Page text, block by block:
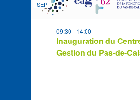
events
Photo
View
SEP
Inauguration du
Gestion du Pas-de-
09:30- 14:00